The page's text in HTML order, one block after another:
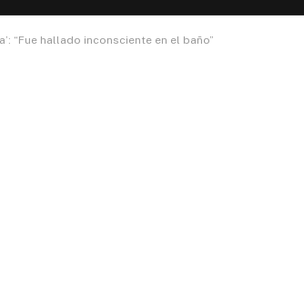
“Fue hallado inconsciente en el baño”